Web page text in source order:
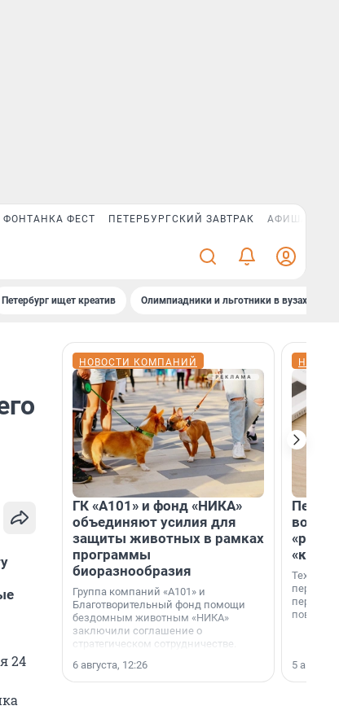
ФОНТАНКА ФЕСТ ПЕТЕРБУРГСКИЙ ЗАВТРАК АФИША PLUS
Петербург ищет креатив Олимпиадники и льготники в вузах СПб
24
НОВОСТИ КОМПАНИЙ
ГК «А101» и фонд «НИКА»
объединяют усилия для
защиты животных в рамках
программы
биоразнообразия
Группа компаний «А101» и
Благотворительный фонд помощи
бездомным животным «НИКА»
заключили соглашение о
стратегическом сотрудничестве.
6 августа, 12:26
5